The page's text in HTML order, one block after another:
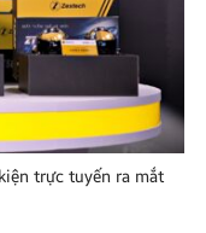
trực tuyến ra mắt